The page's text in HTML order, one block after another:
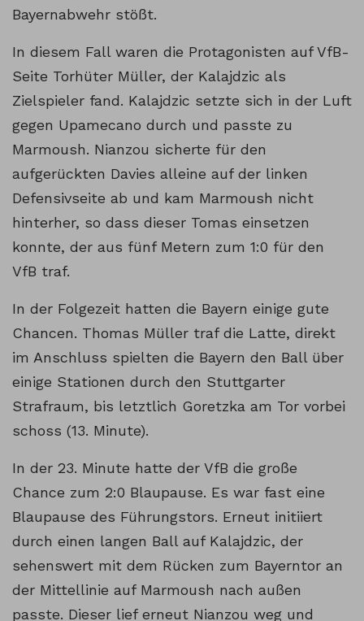
Bayernabwehr stößt.
In diesem Fall waren die Protagonisten auf VfB-
Seite Torhüter Müller, der Kalajdzic als
Zielspieler fand. Kalajdzic setzte sich in der Luft
gegen Upamecano durch und passte zu
Marmoush. Nianzou sicherte für den
aufgerückten Davies alleine auf der linken
Defensivseite ab und kam Marmoush nicht
hinterher, so dass dieser Tomas einsetzen
konnte, der aus fünf Metern zum 1:0 für den
VfB traf.
In der Folgezeit hatten die Bayern einige gute
Chancen. Thomas Müller traf die Latte, direkt
im Anschluss spielten die Bayern den Ball über
einige Stationen durch den Stuttgarter
Strafraum, bis letztlich Goretzka am Tor vorbei
schoss (13. Minute).
In der 23. Minute hatte der VfB die große
Chance zum 2:0 Blaupause. Es war fast eine
Blaupause des Führungstors. Erneut initiiert
durch einen langen Ball auf Kalajdzic, der
sehenswert mit dem Rücken zum Bayerntor an
der Mittellinie auf Marmoush nach außen
passte. Dieser lief erneut Nianzou weg und